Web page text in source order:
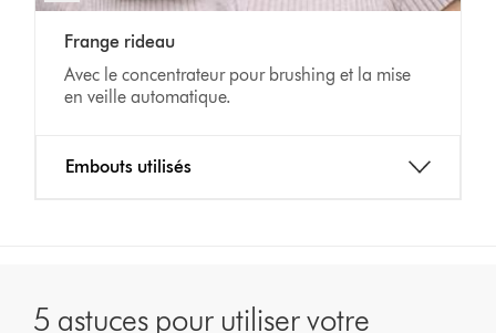
Transcript
transcription
de
vidéo
Frange rideau
Avec le concentrateur pour brushing et la mise
en veille automatique.
Embouts utilisés
5 astuces pour utiliser votre